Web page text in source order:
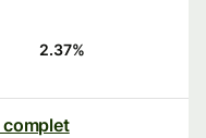
2.37%